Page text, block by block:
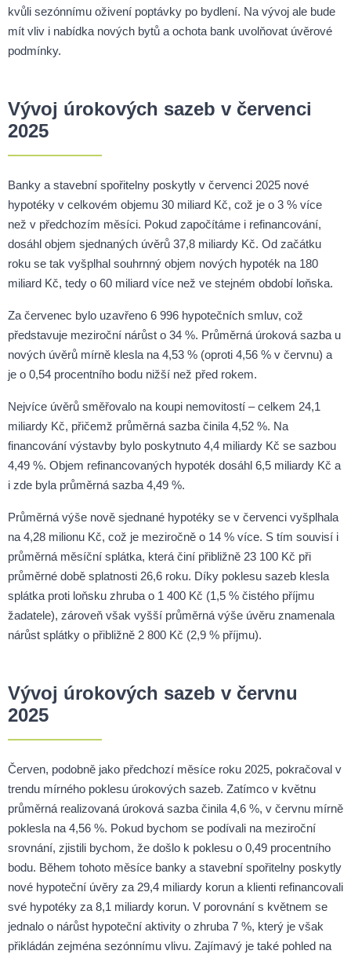
kvůli sezónnímu oživení poptávky po bydlení. Na vývoj ale bude
mít vliv i nabídka nových bytů a ochota bank uvolňovat úvěrové
podmínky.
Vývoj úrokových sazeb v červenci
2025
Banky a stavební spořitelny poskytly v červenci 2025 nové
hypotéky v celkovém objemu 30 miliard Kč, což je o 3 % více
než v předchozím měsíci. Pokud započítáme i refinancování,
dosáhl objem sjednaných úvěrů 37,8 miliardy Kč. Od začátku
roku se tak vyšplhal souhrnný objem nových hypoték na 180
miliard Kč, tedy o 60 miliard více než ve stejném období loňska.
Za červenec bylo uzavřeno 6 996 hypotečních smluv, což
představuje meziroční nárůst o 34 %. Průměrná úroková sazba u
nových úvěrů mírně klesla na 4,53 % (oproti 4,56 % v červnu) a
je o 0,54 procentního bodu nižší než před rokem.
Nejvíce úvěrů směřovalo na koupi nemovitostí – celkem 24,1
miliardy Kč, přičemž průměrná sazba činila 4,52 %. Na
financování výstavby bylo poskytnuto 4,4 miliardy Kč se sazbou
4,49 %. Objem refinancovaných hypoték dosáhl 6,5 miliardy Kč a
i zde byla průměrná sazba 4,49 %.
Průměrná výše nově sjednané hypotéky se v červenci vyšplhala
na 4,28 milionu Kč, což je meziročně o 14 % více. S tím souvisí i
průměrná měsíční splátka, která činí přibližně 23 100 Kč při
průměrné době splatnosti 26,6 roku. Díky poklesu sazeb klesla
splátka proti loňsku zhruba o 1 400 Kč (1,5 % čistého příjmu
žadatele), zároveň však vyšší průměrná výše úvěru znamenala
nárůst splátky o přibližně 2 800 Kč (2,9 % příjmu).
Vývoj úrokových sazeb v červnu
2025
Červen, podobně jako předchozí měsíce roku 2025, pokračoval v
trendu mírného poklesu úrokových sazeb. Zatímco v květnu
průměrná realizovaná úroková sazba činila 4,6 %, v červnu mírně
poklesla na 4,56 %. Pokud bychom se podívali na meziroční
srovnání, zjistili bychom, že došlo k poklesu o 0,49 procentního
bodu. Během tohoto měsíce banky a stavební spořitelny poskytly
nové hypoteční úvěry za 29,4 miliardy korun a klienti refinancovali
své hypotéky za 8,1 miliardy korun. V porovnání s květnem se
jednalo o nárůst hypoteční aktivity o zhruba 7 %, který je však
přikládán zejména sezónnímu vlivu. Zajímavý je také pohled na